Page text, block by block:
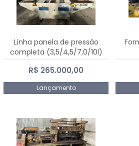
Linha panela de pressão
completa (3,5/4,5/7,0/10l)
R$ 265.000,00
Lançamento